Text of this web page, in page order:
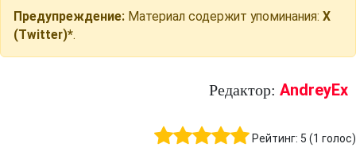
Предупреждение: Материал содержит упоминания: X
(Twitter)*.
Редактор: AndreyEx
Рейтинг: 5 (1 голос)